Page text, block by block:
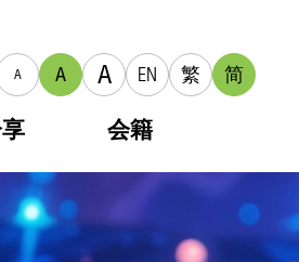
A A A EN 繁 简
会籍